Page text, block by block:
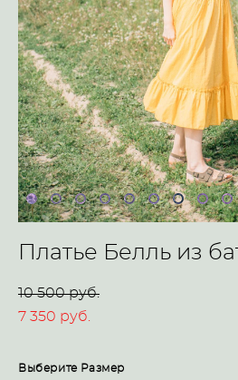
Платье Белль из
10 500 pуб.
7 350 pуб.
Выберите Размер